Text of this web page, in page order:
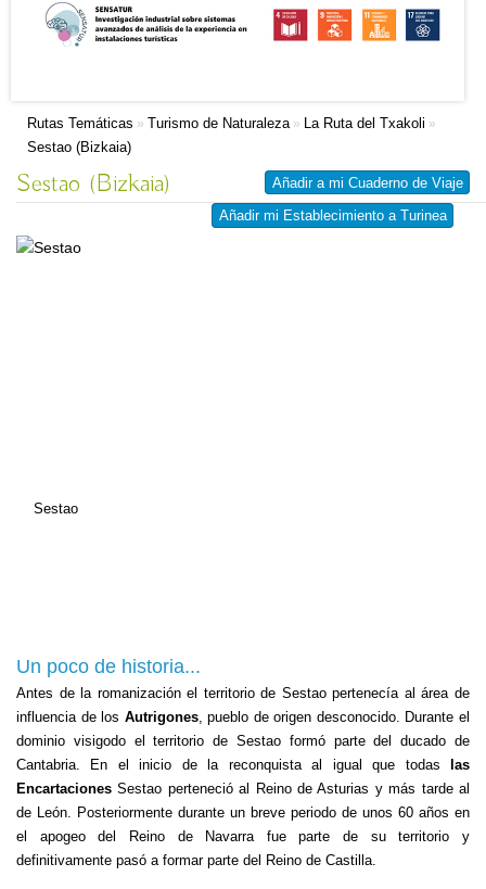
Rutas Temáticas » Turismo de Naturaleza» La Ruta del Txakoli »
Sestao (Bizkaia)
Añadir a mi Cuaderno de Viaje
Añadir mi Establecimiento a Turinea
Sestao (Bizkaia)
Sestao
Un poco de historia...
Antes de la romanización el territorio de Sestao pertenecía al área de
influencia de los Autrigones, pueblo de origen desconocido. Durante el
dominio visigodo el territorio de Sestao formó parte del ducado de
Cantabria. En el inicio de la reconquista al igual que todas las
Encartaciones Sestao perteneció al Reino de Asturias y más tarde al
de León. Posteriormente durante un breve periodo de unos 60 años en
el apogeo del Reino de Navarra fue parte de su territorio y
definitivamente pasó a formar parte del Reino de Castilla.